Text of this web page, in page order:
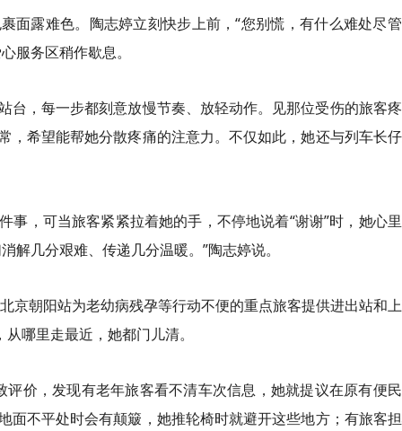
面露难色。陶志婷立刻快步上前，“您别慌，有什么难处尽
服务区稍作歇息。
台，每一步都刻意放慢节奏、放轻动作。见那位受伤的旅客
，希望能帮她分散疼痛的注意力。不仅如此，她还与列车长
事，可当旅客紧紧拉着她的手，不停地说着“谢谢”时，她心
解几分艰难、传递几分温暖。”陶志婷说。
京朝阳站为老幼病残孕等行动不便的重点旅客提供进出站和
哪里走最近，她都门儿清。
评价，发现有老年旅客看不清车次信息，她就提议在原有便
面不平处时会有颠簸，她推轮椅时就避开这些地方；有旅客